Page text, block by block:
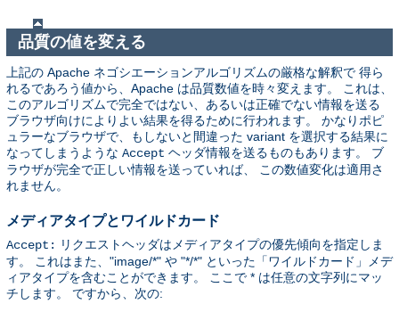
品質の値を変える
上記の Apache ネゴシエーションアルゴリズムの厳格な解釈で 得ら
れるであろう値から、Apache は品質数値を時々変えます。 これは、
このアルゴリズムで完全ではない、あるいは正確でない情報を送る
ブラウザ向けによりよい結果を得るために行われます。 かなりポピ
ュラーなブラウザで、もしないと間違った variant を選択する結果に
なってしまうような Accept ヘッダ情報を送るものもあります。 ブ
ラウザが完全で正しい情報を送っていれば、 この数値変化は適用さ
れません。
メディアタイプとワイルドカード
Accept:
リクエストヘッダはメディアタイプの優先傾向を指定しま
す。 これはまた、"image/*" や "*/*" といった「ワイルドカード」メデ
ィアタイプを含むことができます。 ここで * は任意の文字列にマッ
チします。 ですから、次の: